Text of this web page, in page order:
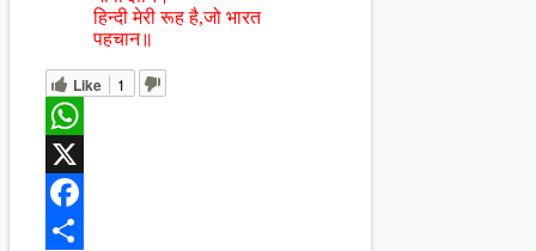
हिन्दी मेरी रूह है,जो भारत
पहचान॥
Like 1
WhatsApp
X
Facebook